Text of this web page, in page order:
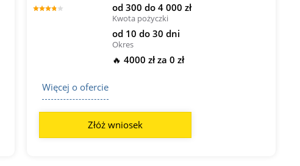
od 300 do 4 000 zł
Kwota pożyczki
od 10 do 30 dni
Okres
🔥 4000 zł za 0 zł
Więcej o ofercie
Złóż wniosek